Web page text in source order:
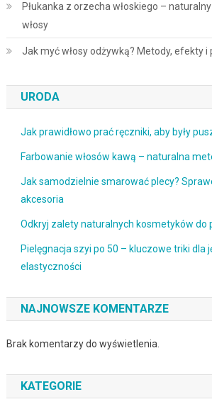
Płukanka z orzecha włoskiego –
włosy
Jak myć włosy odżywką? Metody, efekty i
URODA
Jak prawidłowo prać ręczniki, aby były
Farbowanie włosów kawą – naturalna
Jak samodzielnie smarować plecy?
akcesoria
Odkryj zalety naturalnych kosmetyków do
Pielęgnacja szyi po 50 – kluczowe triki dla
elastyczności
NAJNOWSZE KOMENTARZE
Brak komentarzy do wyświetlenia.
KATEGORIE